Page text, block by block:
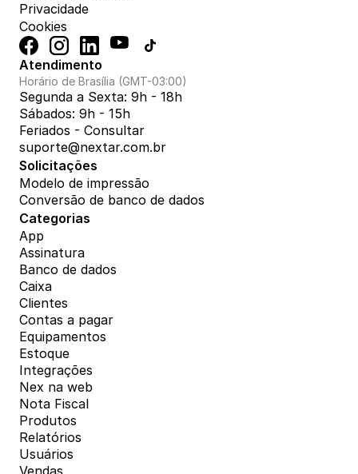
Privacidade
Cookies
Atendimento
Horário de Brasília (GMT-03:00)
Segunda a Sexta: 9h - 18h
Sábados: 9h - 15h
Feriados - Consultar
suporte@nextar.com.br
Solicitações
Modelo de impressão
Conversão de banco de dados
Categorias
App
Assinatura
Banco de dados
Caixa
Clientes
Contas a pagar
Equipamentos
Estoque
Integrações
Nex na web
Nota Fiscal
Produtos
Relatórios
Usuários
Vendas